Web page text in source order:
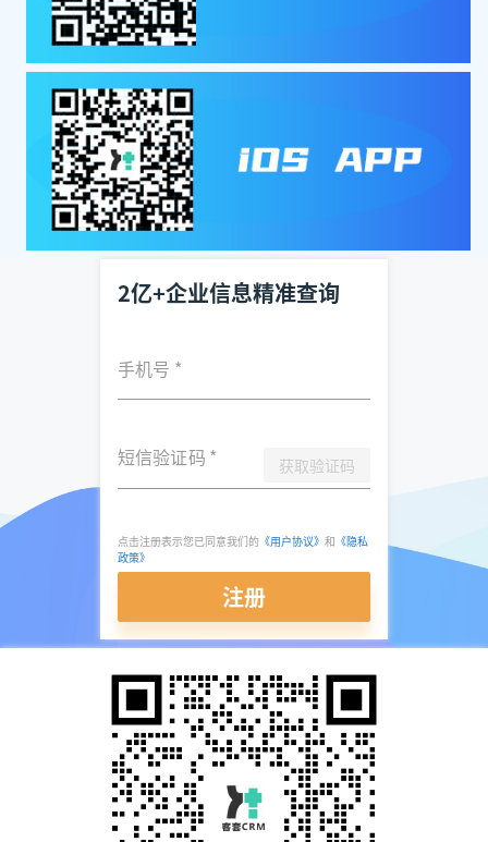
2亿+企业信息精准查询
手机号 *
短信验证码 * 获取验证码
点击注册表示您已同意我们的 《用户协议》 和 《隐私
政策》
注册